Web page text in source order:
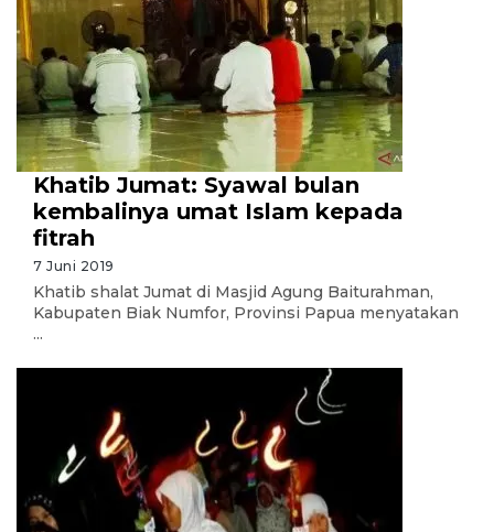
Khatib Jumat: Syawal bulan
kembalinya umat Islam kepada
fitrah
7 Juni 2019
Khatib shalat Jumat di Masjid Agung Baiturahman,
Kabupaten Biak Numfor, Provinsi Papua menyatakan
...